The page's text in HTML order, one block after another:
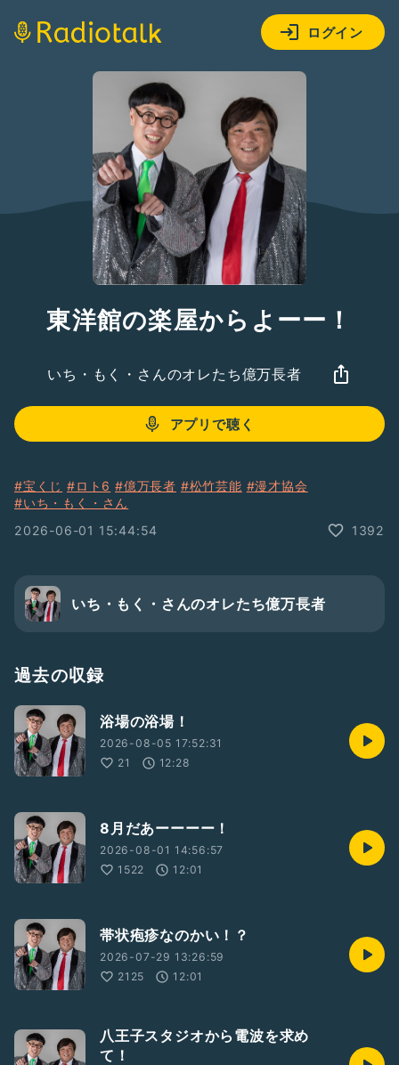
ログイン
東洋館の楽屋からよーー！
いち・もく・さんのオレたち億万長者
アプリで聴く
#宝くじ #ロト6 #億万長者 #松竹芸能 #漫才協会
#いち・もく・さん
2026-06-01 15:44:54
1392
いち・もく・さんのオレたち億万長者
過去の収録
浴場の浴場！
2026-08-05 17:52:31
21
12:28
8月だあーーーー！
2026-08-01 14:56:57
1522
12:01
帯状疱疹なのかい！？
2026-07-29 13:26:59
2125
12:01
八王子スタジオから電波を求め
て！